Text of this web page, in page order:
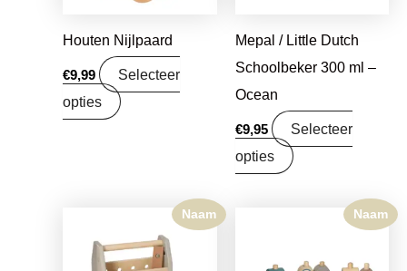
Houten Nijlpaard
€9,99
Selecteer
opties
Mepal / Little Dutch
Schoolbeker 300 ml –
Ocean
€9,95
Selecteer
opties
Naam Naam